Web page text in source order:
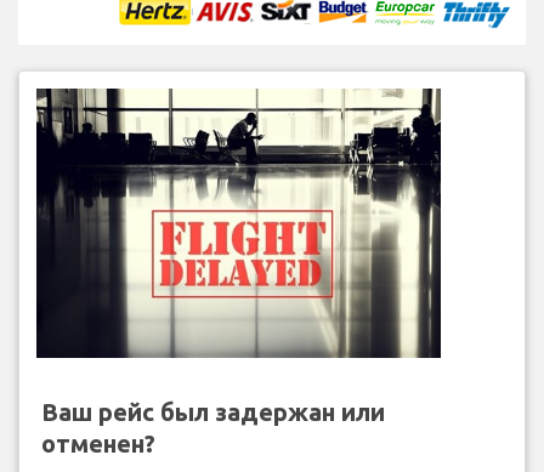
Ваш рейс был задержан или
отменен?